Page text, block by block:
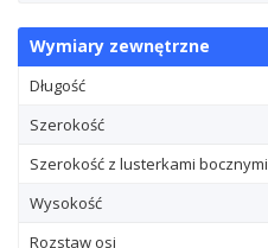
Wymiary zewnętrzne
Długość
Szerokość
Szerokość z lusterkami bocznymi
Wysokość
Rozstaw osi